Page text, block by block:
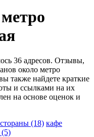
36 адресов. Отзывы,
около метро
также найдете краткие
и ссылками на их
на основе оценок и
(18) кафе
(5)